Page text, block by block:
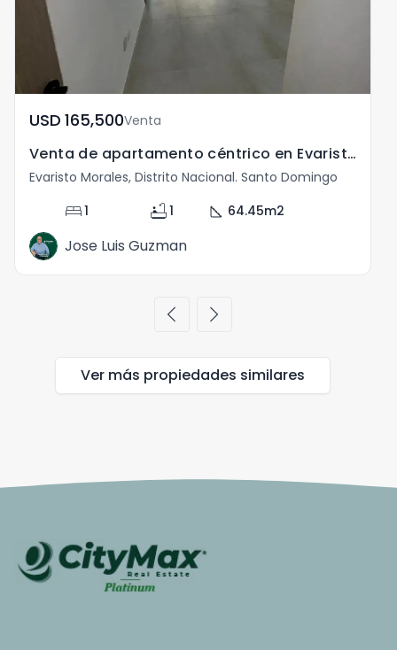
USD	165,500Venta
Venta de apartamento céntrico en Evaristo Morales
Evaristo Morales, Distrito Nacional. Santo Domingo
bed1 bathtub1 square_foot 64.45m2
Jose Luis Guzman
chevron_left chevron_right
Ver más propiedades similares